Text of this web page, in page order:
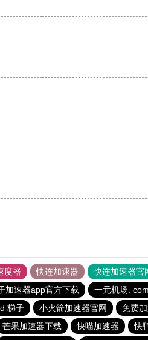
度器 快连加速器 快连加速器官
加速器app官方下载 一元机场. com
梯子 小火箭加速器官网 免费
芒果加速器下载 快喵加速器 快